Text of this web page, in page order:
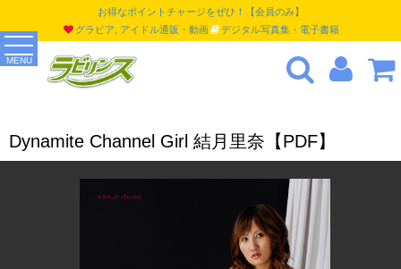
MENU
お得なポイントチャージをぜひ！【会員のみ】
グラビア, アイドル通販・動画
デジタル写真集・電子書籍
Dynamite Channel Girl 結月里奈【PDF】